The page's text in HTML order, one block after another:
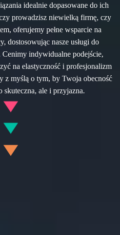
idealnie dopasowane do ich
prowadzisz niewielką firmę, czy
oferujemy pełne wsparcie na
dostosowując nasze usługi do
indywidualne podejście,
na elastyczność i profesjonalizm
z myślą o tym, by Twoja obecność
skuteczna, ale i przyjazna.